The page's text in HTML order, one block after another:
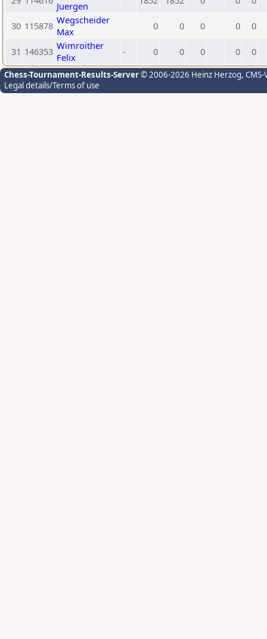
Juergen
30 115878 Wegscheider
Max
0 0 0 0 0
31 146353 Wimroither
Felix
- 0 0 0 0 0
Chess-Tournament-Results-Server© 2006-2026 Heinz Herzog,
Legal details/Terms of use